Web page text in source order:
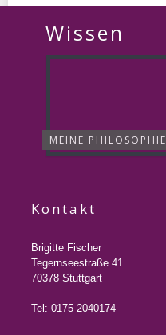
Wissen
MEINE PHILOSOPHIE
Kontakt
Brigitte Fischer
Tegernseestraße 41
70378 Stuttgart
Tel: 0175 2040174